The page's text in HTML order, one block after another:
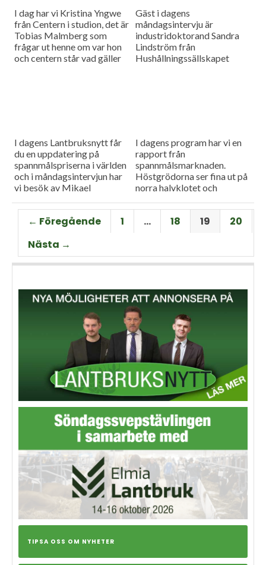
I dag har vi Kristina Yngwe
från Centern i studion, det är
Tobias Malmberg som
frågar ut henne om var hon
och centern står vad gäller
Gäst i dagens
måndagsintervju är
industridoktorand Sandra
Lindström från
Hushållningssällskapet
I dagens Lantbruksnytt får
du en uppdatering på
spannmålspriserna i världen
och i måndagsintervjun har
vi besök av Mikael
Lantmännen.
I dagens program har vi en
rapport från
spannmålsmarknaden.
Höstgrödorna ser fina ut på
norra halvklotet och
Gäst i vår måndagsintervju
är Torbjörn Lithell från HK
Scan som berättar om
slakteribranchens
utmaningar framöver.
← Föregående 1 … 18 19
20
Nästa →
TIPSA OSS OM NYHETER